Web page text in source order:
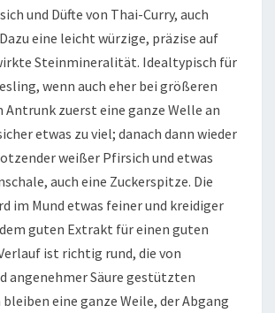
und Düfte von Thai-Curry, auch
eine leicht würzige, präzise auf
Steinmineralität. Idealtypisch für
wenn auch eher bei größeren
Antrunk zuerst eine ganze Welle an
etwas zu viel; danach dann wieder
weißer Pfirsich und etwas
auch eine Zuckerspitze. Die
im Mund etwas feiner und kreidiger
guten Extrakt für einen guten
ist richtig rund, die von
angenehmer Säure gestützten
eine ganze Weile, der Abgang